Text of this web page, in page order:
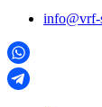
info@vrf-